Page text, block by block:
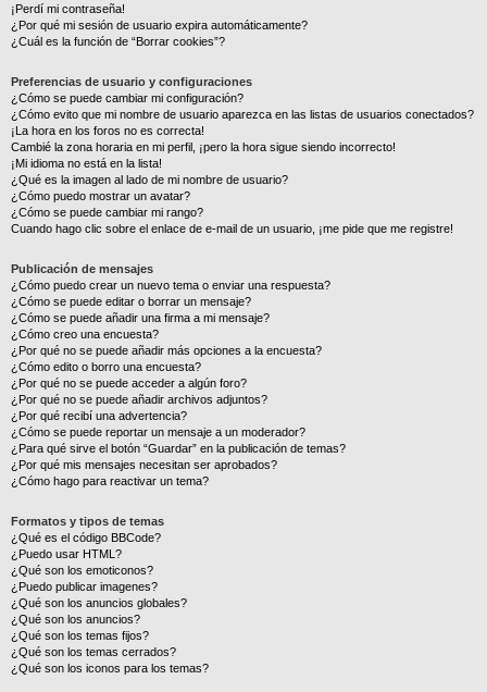
¡Perdí mi contraseña!
¿Por qué mi sesión de usuario expira automáticamente?
¿Cuál es la función de “Borrar cookies”?
Preferencias de usuario y configuraciones
¿Cómo se puede cambiar mi configuración?
¿Cómo evito que mi nombre de usuario aparezca en las listas de usuarios conectados?
¡La hora en los foros no es correcta!
Cambié la zona horaria en mi perfil, ¡pero la hora sigue siendo incorrecto!
¡Mi idioma no está en la lista!
¿Qué es la imagen al lado de mi nombre de usuario?
¿Cómo puedo mostrar un avatar?
¿Cómo se puede cambiar mi rango?
Cuando hago clic sobre el enlace de e-mail de un usuario, ¡me pide que me registre!
Publicación de mensajes
¿Cómo puedo crear un nuevo tema o enviar una respuesta?
¿Cómo se puede editar o borrar un mensaje?
¿Cómo se puede añadir una firma a mi mensaje?
¿Cómo creo una encuesta?
¿Por qué no se puede añadir más opciones a la encuesta?
¿Cómo edito o borro una encuesta?
¿Por qué no se puede acceder a algún foro?
¿Por qué no se puede añadir archivos adjuntos?
¿Por qué recibí una advertencia?
¿Cómo se puede reportar un mensaje a un moderador?
¿Para qué sirve el botón “Guardar” en la publicación de temas?
¿Por qué mis mensajes necesitan ser aprobados?
¿Cómo hago para reactivar un tema?
Formatos y tipos de temas
¿Qué es el código BBCode?
¿Puedo usar HTML?
¿Qué son los emoticonos?
¿Puedo publicar imagenes?
¿Qué son los anuncios globales?
¿Qué son los anuncios?
¿Qué son los temas fijos?
¿Qué son los temas cerrados?
¿Qué son los iconos para los temas?